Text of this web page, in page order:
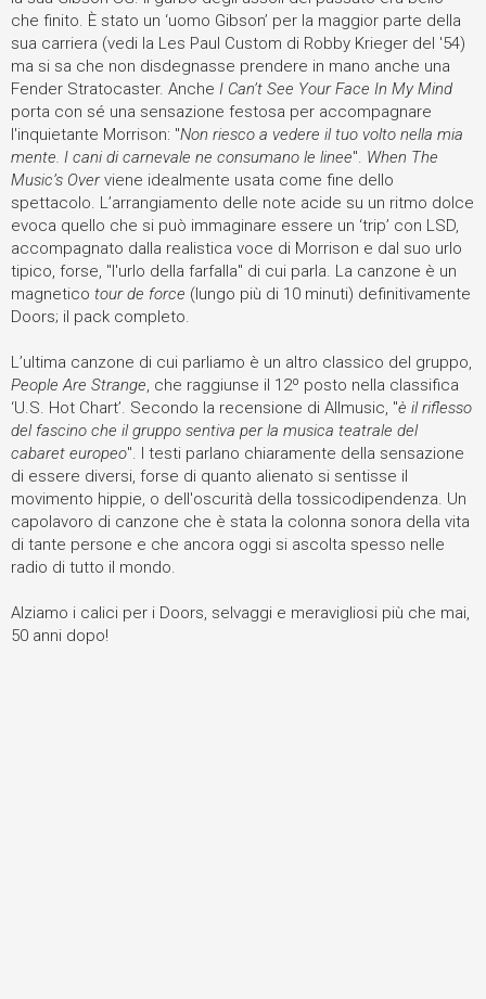
che finito. È stato un ‘uomo Gibson’ per la maggior parte della
sua carriera (vedi la Les Paul Custom di Robby Krieger del '54)
ma si sa che non disdegnasse prendere in mano anche una
Fender Stratocaster. Anche I Can’t See Your Face In My Mind
porta con sé una sensazione festosa per accompagnare
l'inquietante Morrison: "Non riesco a vedere il tuo volto nella mia
mente. I cani di carnevale ne consumano le linee". When The
Music’s Overviene idealmente usata come fine dello
spettacolo. L’arrangiamento delle note acide su un ritmo dolce
evoca quello che si può immaginare essere un ‘trip’ con LSD,
accompagnato dalla realistica voce di Morrison e dal suo urlo
tipico, forse, "l'urlo della farfalla" di cui parla. La canzone è un
magnetico tour de force (lungo più di 10 minuti) definitivamente
Doors; il pack completo.
L’ultima canzone di cui parliamo è un altro classico del gruppo,
People Are Strange, che raggiunse il 12º posto nella classifica
‘U.S. Hot Chart’. Secondo la recensione di Allmusic, "è il riflesso
del fascino che il gruppo sentiva per la musica teatrale del
cabaret europeo". I testi parlano chiaramente della sensazione
di essere diversi, forse di quanto alienato si sentisse il
movimento hippie, o dell'oscurità della tossicodipendenza. Un
capolavoro di canzone che è stata la colonna sonora della vita
di tante persone e che ancora oggi si ascolta spesso nelle
radio di tutto il mondo.
Alziamo i calici per i Doors, selvaggi e meravigliosi più che mai,
50 anni dopo!